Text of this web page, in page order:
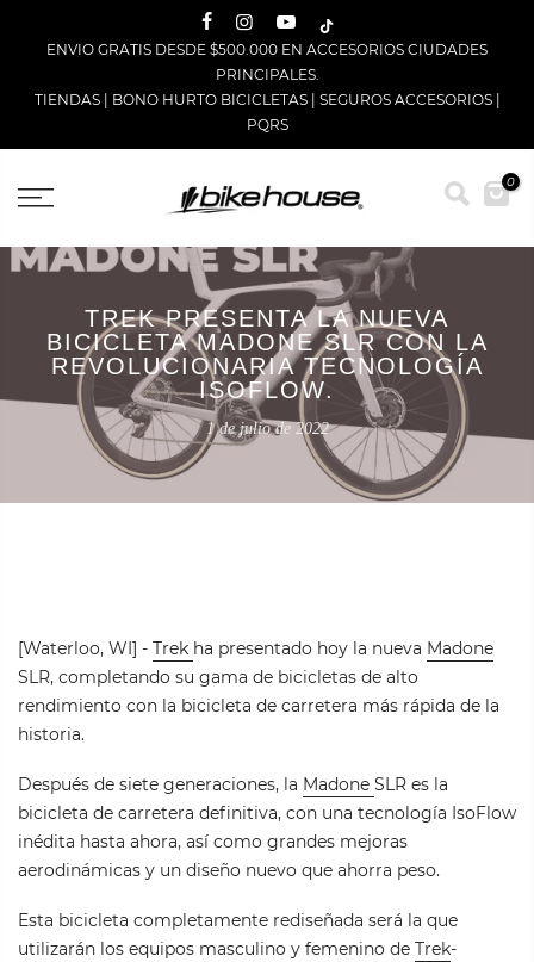
ENVIO GRATIS DESDE $500.000 EN ACCESORIOS CIUDADES
PRINCIPALES.
TIENDAS| BONO HURTO BICICLETAS SEGUROS ACCESORIOS
PQRS
0
TREK PRESENTA LA NUEVA
BICICLETA MADONE SLR CON LA
REVOLUCIONARIA TECNOLOGÍA
ISOFLOW.
1 de julio de 2022
[Waterloo, WI] - Trek ha presentado hoy la nueva Madone
SLR, completando su gama de bicicletas de alto
rendimiento con la bicicleta de carretera más rápida de la
historia.
Después de siete generaciones, la Madone SLR es la
bicicleta de carretera definitiva, con una tecnología IsoFlow
inédita hasta ahora, así como grandes mejoras
aerodinámicas y un diseño nuevo que ahorra peso.
Esta bicicleta completamente rediseñada será la que
utilizarán los equipos masculino y femenino de Trek-